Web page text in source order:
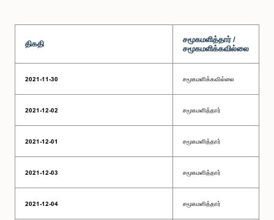
திகதி
சமூகமளித்தார் /
சமூகமளிக்கவில்லை
2021-11-30 சமூகமளிக்கவில்லை
2021-12-02 சமூகமளித்தார்
2021-12-01 சமூகமளித்தார்
2021-12-03 சமூகமளித்தார்
2021-12-04 சமூகமளித்தார்